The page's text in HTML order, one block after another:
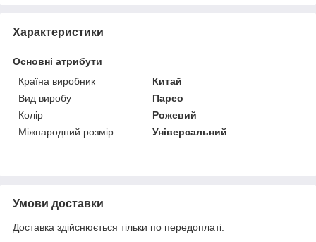
Характеристики
Основні атрибути
Країна виробник
Китай
Вид виробу
Парео
Колір
Рожевий
Міжнародний розмір
Універсальний
Умови доставки
Доставка здійснюється тільки по передоплаті.